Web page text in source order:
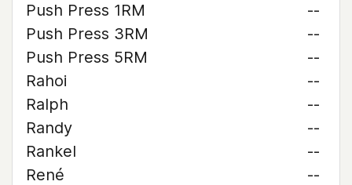
Push Press 1RM
--
Push Press 3RM
--
Push Press 5RM
--
Rahoi
--
Ralph
--
Randy
--
Rankel
--
René
--